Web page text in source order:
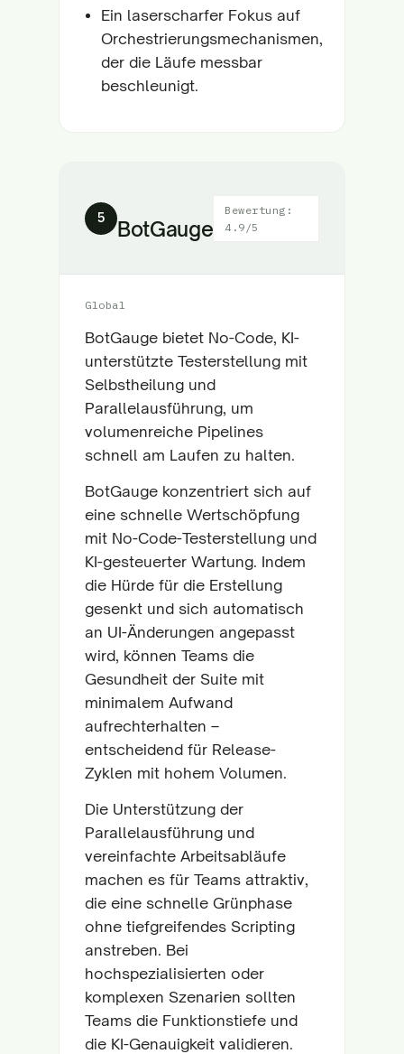
Ein laserscharfer Fokus auf
Orchestrierungsmechanismen,
der die Läufe messbar
beschleunigt.
5 BotGauge
Bewertung:
4.9/5
Global
BotGauge bietet No-Code, KI-
unterstützte Testerstellung mit
Selbstheilung und
Parallelausführung, um
volumenreiche Pipelines
schnell am Laufen zu halten.
BotGauge konzentriert sich auf
eine schnelle Wertschöpfung
mit No-Code-Testerstellung und
KI-gesteuerter Wartung. Indem
die Hürde für die Erstellung
gesenkt und sich automatisch
an UI-Änderungen angepasst
wird, können Teams die
Gesundheit der Suite mit
minimalem Aufwand
aufrechterhalten –
entscheidend für Release-
Zyklen mit hohem Volumen.
Die Unterstützung der
Parallelausführung und
vereinfachte Arbeitsabläufe
machen es für Teams attraktiv,
die eine schnelle Grünphase
ohne tiefgreifendes Scripting
anstreben. Bei
hochspezialisierten oder
komplexen Szenarien sollten
Teams die Funktionstiefe und
die KI-Genauigkeit validieren.